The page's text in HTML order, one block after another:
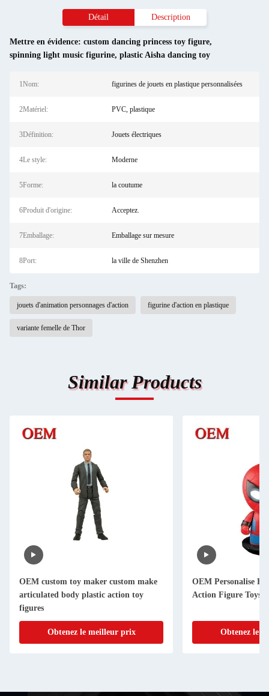
Détail Description
Mettre en évidence: custom dancing princess toy figure,
spinning light music figurine, plastic Aisha dancing toy
1Nom: figurines de jouets en plastique personnalisées
2Matériel: PVC, plastique
3Définition: Jouets électriques
4Le style: Moderne
5Forme: la coutume
6Produit d'origine: Acceptez.
7Emballage: Emballage sur mesure
8Port: la ville de Shenzhen
Tags:
jouets d'animation personnages d'action figurine d'action en plastique
variante femelle de Thor
Similar Products
OEM custom toy maker custom make
articulated body plastic action toy
figures
Obtenez le meilleur prix
OEM Personalise
Action Figure Toys
Obtenez le